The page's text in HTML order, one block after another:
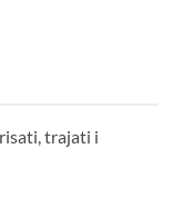
trajati i